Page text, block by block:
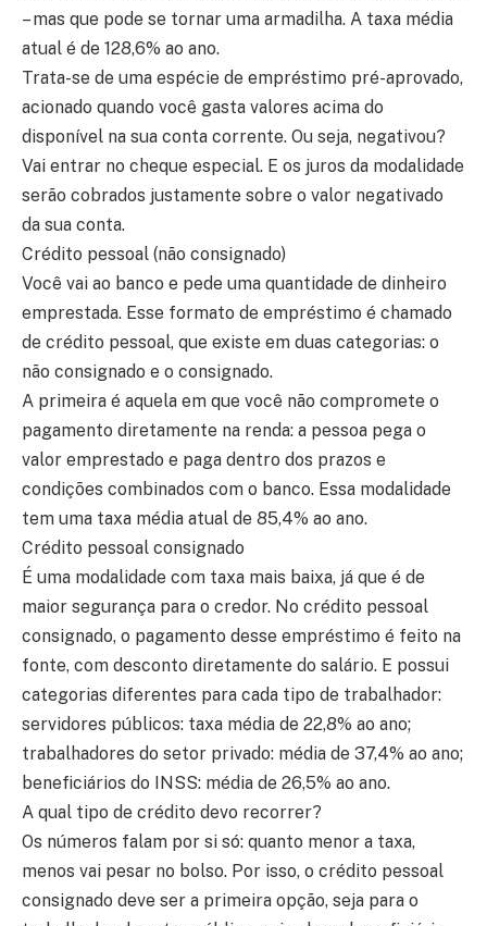
– mas que pode se tornar uma armadilha. A taxa média
atual é de 128,6% ao ano.
Trata-se de uma espécie de empréstimo pré-aprovado,
acionado quando você gasta valores acima do
disponível na sua conta corrente. Ou seja, negativou?
Vai entrar no cheque especial. E os juros da modalidade
serão cobrados justamente sobre o valor negativado
da sua conta.
Crédito pessoal (não consignado)
Você vai ao banco e pede uma quantidade de dinheiro
emprestada. Esse formato de empréstimo é chamado
de crédito pessoal, que existe em duas categorias: o
não consignado e o consignado.
A primeira é aquela em que você não compromete o
pagamento diretamente na renda: a pessoa pega o
valor emprestado e paga dentro dos prazos e
condições combinados com o banco. Essa modalidade
tem uma taxa média atual de 85,4% ao ano.
Crédito pessoal consignado
É uma modalidade com taxa mais baixa, já que é de
maior segurança para o credor. No crédito pessoal
consignado, o pagamento desse empréstimo é feito na
fonte, com desconto diretamente do salário. E possui
categorias diferentes para cada tipo de trabalhador:
servidores públicos: taxa média de 22,8% ao ano;
trabalhadores do setor privado: média de 37,4% ao ano;
beneficiários do INSS: média de 26,5% ao ano.
A qual tipo de crédito devo recorrer?
Os números falam por si só: quanto menor a taxa,
menos vai pesar no bolso. Por isso, o crédito pessoal
consignado deve ser a primeira opção, seja para o